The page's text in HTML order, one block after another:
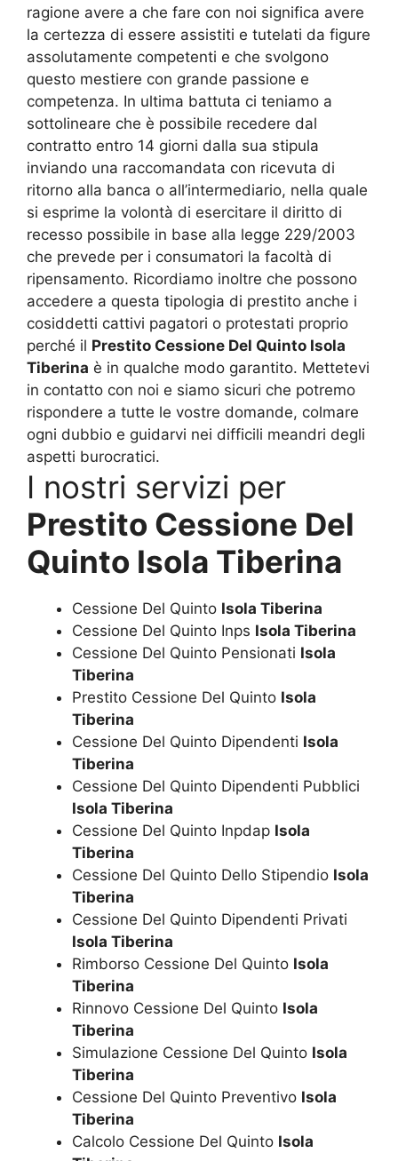
ragione avere a che fare con noi significa avere
la certezza di essere assistiti e tutelati da figure
assolutamente competenti e che svolgono
questo mestiere con grande passione e
competenza. In ultima battuta ci teniamo a
sottolineare che è possibile recedere dal
contratto entro 14 giorni dalla sua stipula
inviando una raccomandata con ricevuta di
ritorno alla banca o all’intermediario, nella quale
si esprime la volontà di esercitare il diritto di
recesso possibile in base alla legge 229/2003
che prevede per i consumatori la facoltà di
ripensamento. Ricordiamo inoltre che possono
accedere a questa tipologia di prestito anche i
cosiddetti cattivi pagatori o protestati proprio
perché il Prestito Cessione Del Quinto Isola
Tiberina è in qualche modo garantito. Mettetevi
in contatto con noi e siamo sicuri che potremo
rispondere a tutte le vostre domande, colmare
ogni dubbio e guidarvi nei difficili meandri degli
aspetti burocratici.
I nostri servizi per
Prestito Cessione Del
Quinto Isola Tiberina
Cessione Del Quinto Isola Tiberina
Cessione Del Quinto Inps Isola Tiberina
Cessione Del Quinto Pensionati Isola
Tiberina
Prestito Cessione Del Quinto Isola
Tiberina
Cessione Del Quinto Dipendenti Isola
Tiberina
Cessione Del Quinto Dipendenti Pubblici
Isola Tiberina
Cessione Del Quinto Inpdap Isola
Tiberina
Cessione Del Quinto Dello Stipendio Isola
Tiberina
Cessione Del Quinto Dipendenti Privati
Isola Tiberina
Rimborso Cessione Del Quinto Isola
Tiberina
Rinnovo Cessione Del Quinto Isola
Tiberina
Simulazione Cessione Del Quinto Isola
Tiberina
Cessione Del Quinto Preventivo Isola
Tiberina
Calcolo Cessione Del Quinto Isola